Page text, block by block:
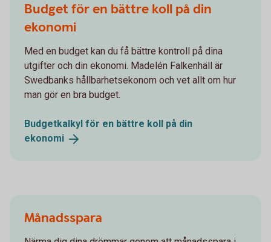
Budget för en bättre koll på din
ekonomi
Med en budget kan du få bättre kontroll på dina
utgifter och din ekonomi. Madelén Falkenhäll är
Swedbanks hållbarhetsekonom och vet allt om hur
man gör en bra budget.
Budgetkalkyl för en bättre koll på din
ekonomi
Månadsspara